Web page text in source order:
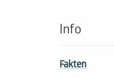
Info
Fakten